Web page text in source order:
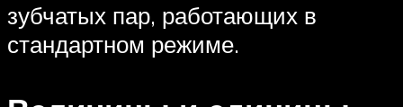
зубчатых пар, работающих в
стандартном режиме.